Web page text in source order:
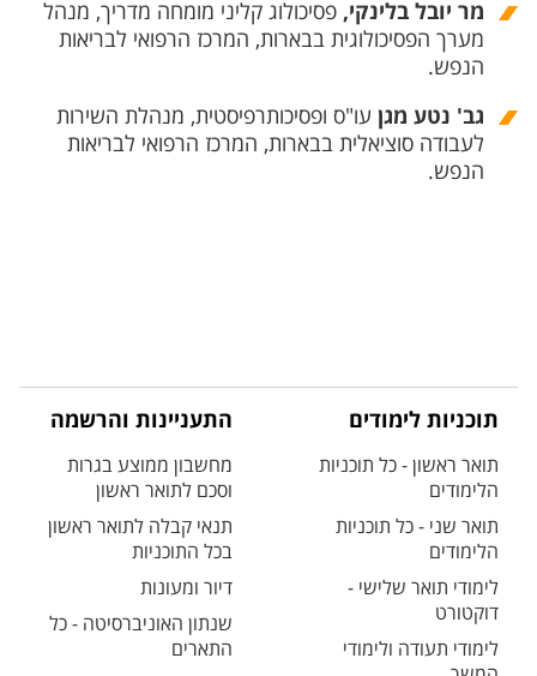
מר יובל בלינקי, פסיכולוג קליני מומחה מדריך, מנהל
מערך הפסיכולוגית בבארות, המרכז הרפואי לבריאות
הנפש.
גב' נטע מגן עו"ס ופסיכותרפיסטית, מנהלת השירות
לעבודה סוציאלית בבארות, המרכז הרפואי לבריאות
הנפש.
תוכניות לימודים
תואר ראשון - כל תוכניות
הלימודים
תואר שני - כל תוכניות
הלימודים
לימודי תואר שלישי -
דוקטורט
לימודי תעודה ולימודי
התעניינות והרשמה
מחשבון ממוצע בגרות
וסכם לתואר ראשון
תנאי קבלה לתואר ראשון
בכל התוכניות
דיור ומעונות
שנתון האוניברסיטה - כל
התארים